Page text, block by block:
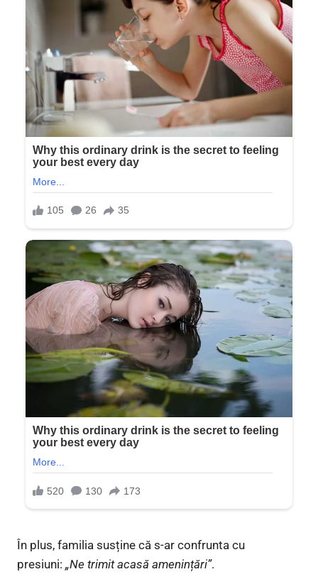
În plus, familia susține că s-ar confrunta cu
presiuni: „Ne trimit acasă amenințări”.